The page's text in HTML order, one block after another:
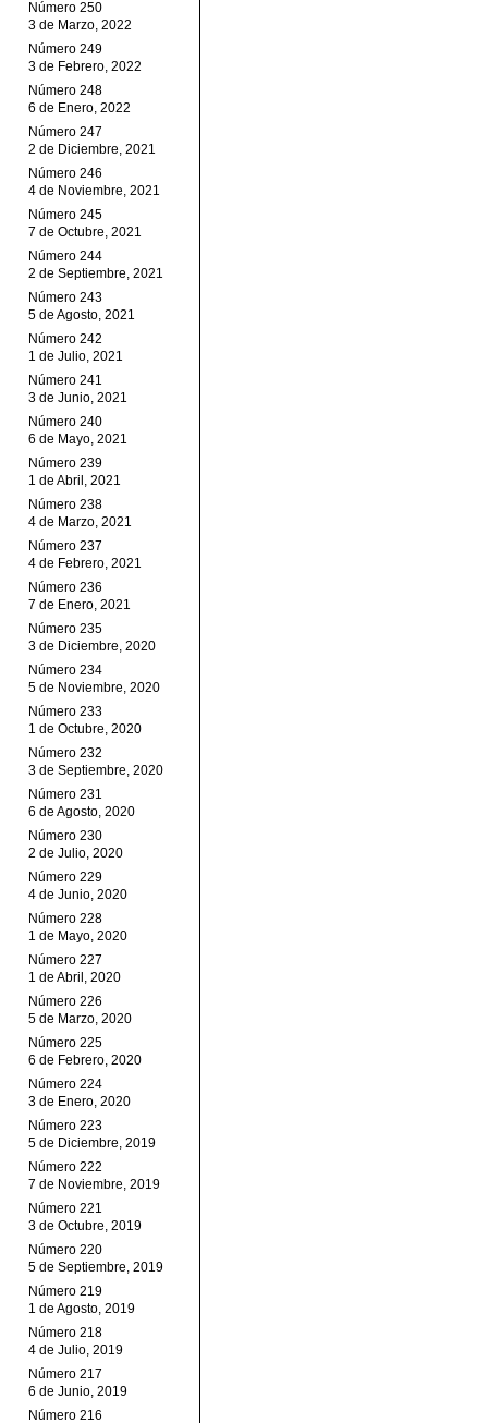
Número 250
3 de Marzo, 2022
Número 249
3 de Febrero, 2022
Número 248
6 de Enero, 2022
Número 247
2 de Diciembre, 2021
Número 246
4 de Noviembre, 2021
Número 245
7 de Octubre, 2021
Número 244
2 de Septiembre, 2021
Número 243
5 de Agosto, 2021
Número 242
1 de Julio, 2021
Número 241
3 de Junio, 2021
Número 240
6 de Mayo, 2021
Número 239
1 de Abril, 2021
Número 238
4 de Marzo, 2021
Número 237
4 de Febrero, 2021
Número 236
7 de Enero, 2021
Número 235
3 de Diciembre, 2020
Número 234
5 de Noviembre, 2020
Número 233
1 de Octubre, 2020
Número 232
3 de Septiembre, 2020
Número 231
6 de Agosto, 2020
Número 230
2 de Julio, 2020
Número 229
4 de Junio, 2020
Número 228
1 de Mayo, 2020
Número 227
1 de Abril, 2020
Número 226
5 de Marzo, 2020
Número 225
6 de Febrero, 2020
Número 224
3 de Enero, 2020
Número 223
5 de Diciembre, 2019
Número 222
7 de Noviembre, 2019
Número 221
3 de Octubre, 2019
Número 220
5 de Septiembre, 2019
Número 219
1 de Agosto, 2019
Número 218
4 de Julio, 2019
Número 217
6 de Junio, 2019
Número 216